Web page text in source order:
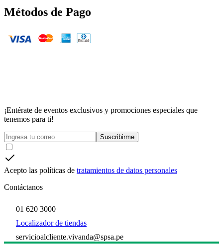
Métodos de Pago
¡Entérate de eventos exclusivos y promociones especiales que
tenemos para ti!
Suscribirme
Acepto las políticas de tratamientos de datos personales
Contáctanos
01 620 3000
Localizador de tiendas
servicioalcliente.vivanda@spsa.pe